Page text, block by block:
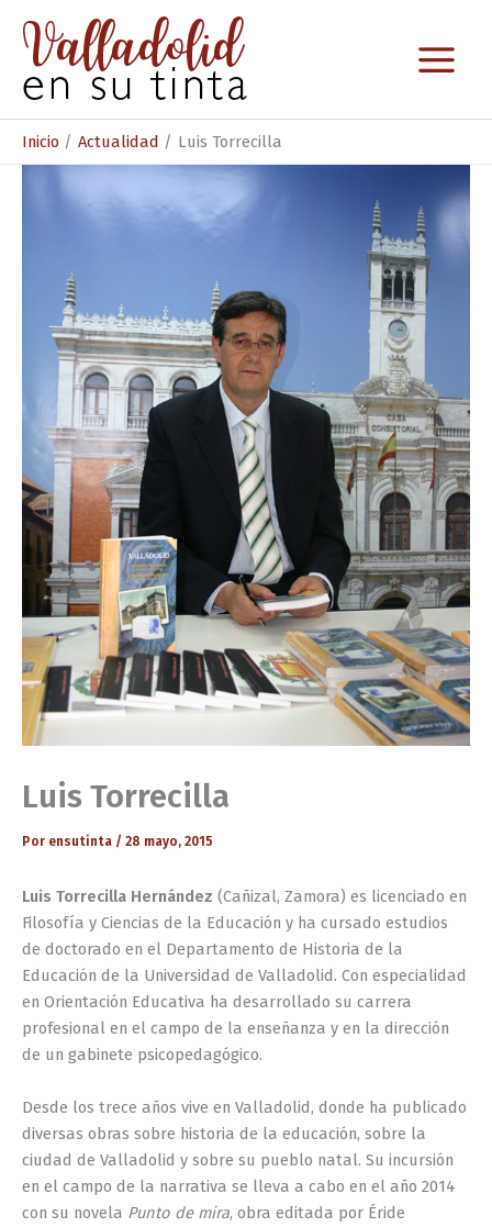
contenido
Inicio Actualidad Luis Torrecilla
Luis Torrecilla
Por ensutinta / 28 mayo, 2015
Luis Torrecilla Hernández (Cañizal, Zamora) es licenciado en
Filosofía y Ciencias de la Educación y ha cursado estudios
de doctorado en el Departamento de Historia de la
Educación de la Universidad de Valladolid. Con especialidad
en Orientación Educativa ha desarrollado su carrera
profesional en el campo de la enseñanza y en la dirección
de un gabinete psicopedagógico.
Desde los trece años vive en Valladolid, donde ha publicado
diversas obras sobre historia de la educación, sobre la
ciudad de Valladolid y sobre su pueblo natal. Su incursión
en el campo de la narrativa se lleva a cabo en el año 2014
con su novela Punto de mira, obra editada por Éride